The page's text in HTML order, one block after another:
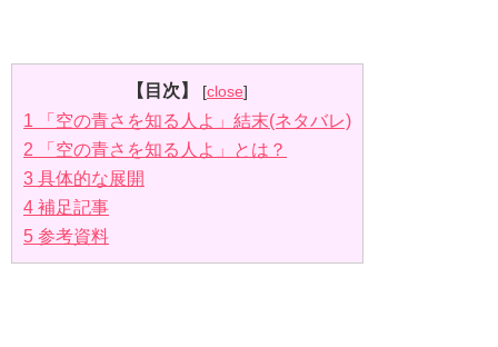
【目次】 [close]
1 「空の青さを知る人よ」結末(ネタバレ)
2 「空の青さを知る人よ」とは？
3 具体的な展開
4 補足記事
5 参考資料